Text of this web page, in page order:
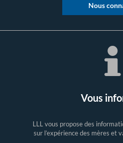
Nous
Vous
LLL vous propose des
sur l’expérience des mères et